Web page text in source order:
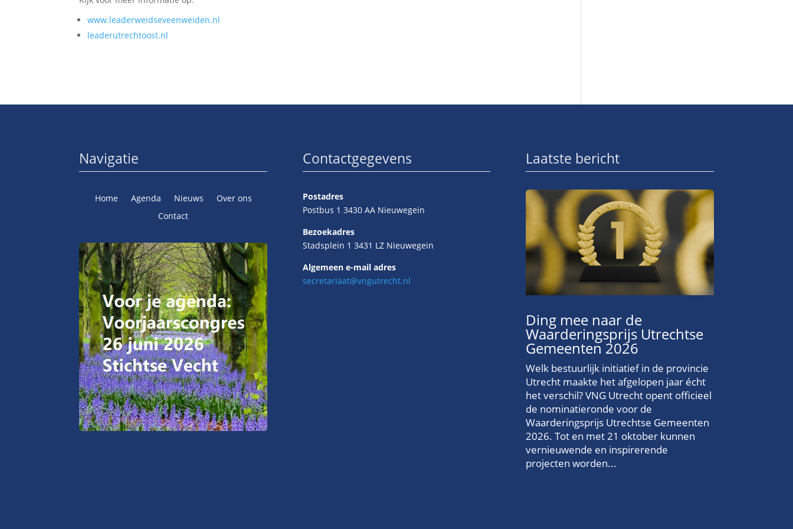
www.leaderweidseveenweiden.nl
leaderutrechtoost.nl
Navigatie
Home Agenda Nieuws
Over ons
Contact
Contactgegevens
Postadres
Postbus 1 3430 AA Nieuwegein
Bezoekadres
Stadsplein 1 3431 LZ Nieuwegein
Algemeen e-mail adres
secretariaat@vngutrecht.nl
Laatste bericht
Ding mee naar de
Waarderingsprijs Utrechtse
Gemeenten 2026
Welk bestuurlijk initiatief in de provincie
Utrecht maakte het afgelopen jaar écht
het verschil? VNG Utrecht opent officieel
de nominatieronde voor de
Waarderingsprijs Utrechtse Gemeenten
2026. Tot en met 21 oktober kunnen
vernieuwende en inspirerende
projecten worden...